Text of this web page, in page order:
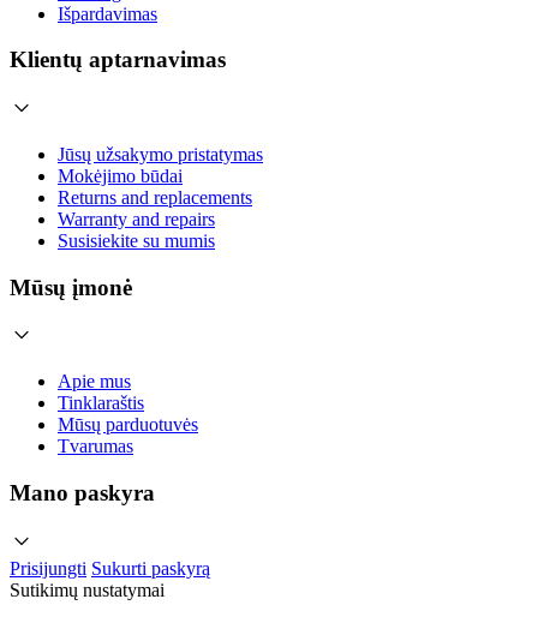
Išpardavimas
Klientų aptarnavimas
Jūsų užsakymo pristatymas
Mokėjimo būdai
Returns and replacements
Warranty and repairs
Susisiekite su mumis
Mūsų įmonė
Apie mus
Tinklaraštis
Mūsų parduotuvės
Tvarumas
Mano paskyra
Prisijungti Sukurti paskyrą
Sutikimų nustatymai